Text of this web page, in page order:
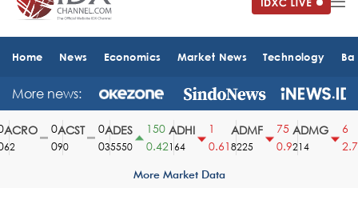
Home News Economics Market News Technology
More news:
ACST
90
ADES
35550
150
0.42
ADHI
164
0.61
ADMF
8225
75
0.9
ADMG
214
2.73
More Market Data